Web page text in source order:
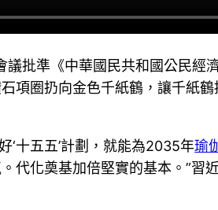
議批準《中華國民共和國公民經
項圈扔向金色千紙鶴，讓千紙
‘十五五’計劃，就能為2035年瑜
化奠基加倍堅實的基本。”習